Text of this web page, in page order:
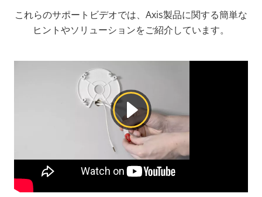
これらのサポートビデオでは、Axis製品に関する簡単な
ヒントやソリューションをご紹介しています。